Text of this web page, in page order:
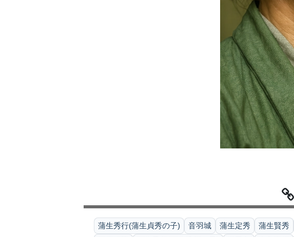
蒲生秀行(蒲生貞秀の子) 音羽城 蒲生定秀 蒲生賢秀